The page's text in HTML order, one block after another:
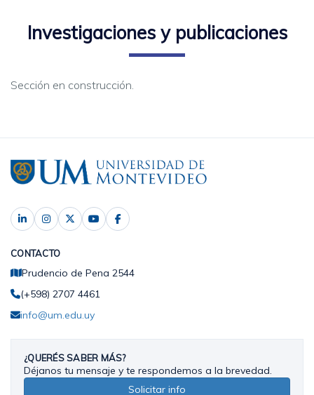
Investigaciones y publicaciones
Sección en construcción.
CONTACTO
Prudencio de Pena 2544
(+598) 2707 4461
info@um.edu.uy
¿QUERÉS SABER MÁS?
Déjanos tu mensaje y te respondemos a la brevedad.
Solicitar info